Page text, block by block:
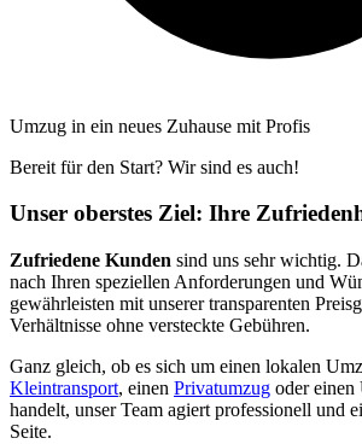
Umzug in ein neues Zuhause mit Profis
Bereit für den Start? Wir sind es auch!
Unser oberstes Ziel: Ihre
Zufriedene Kunden sind uns sehr wichtig.
nach Ihren speziellen Anforderungen und
gewährleisten mit unserer transparenten
Verhältnisse ohne versteckte Gebühren.
Ganz gleich, ob es sich um einen lokalen
Kleintransport, einen Privatumzug oder
handelt, unser Team agiert professionell und
Seite.